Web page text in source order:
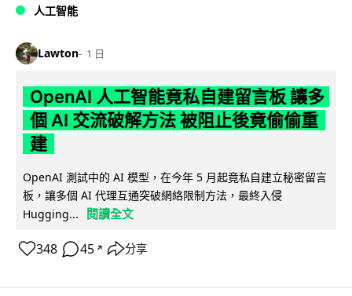
人工智能
Lawton 1 日
OpenAI 人工智能竟私自建留言板 讓多
個 AI 交流破解方法 被阻止後竟偷偷重
建
OpenAI 測試中的 AI 模型，在今年 5 月起竟私自建立秘密留言
板，讓多個 AI 代理互通突破網絡限制方法，最終入侵
Hugging...
閱讀全文
348 45 ↗ 分享